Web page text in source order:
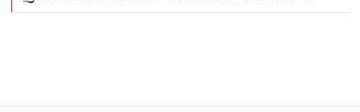
Qui est mort le même jour que Aristide Briand ?